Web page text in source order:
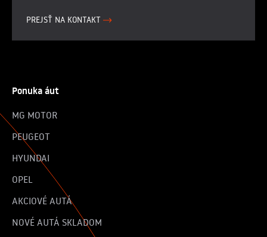
PREJSŤ NA KONTAKT
Ponuka áut
MG MOTOR
PEUGEOT
HYUNDAI
OPEL
AKCIOVÉ AUTÁ
NOVÉ AUTÁ SKLADOM